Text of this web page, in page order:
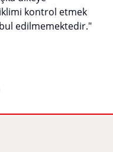
kontrol etmek
edilmemektedir."